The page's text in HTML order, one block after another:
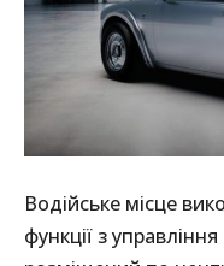
Водійське місце
функції з